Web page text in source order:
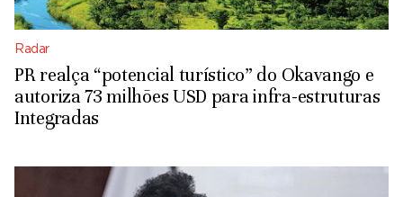
Radar
PR realça “potencial turístico” do Okavango e
autoriza 73 milhões USD para infra-estruturas
Integradas